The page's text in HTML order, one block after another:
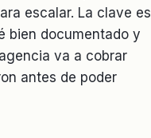
escalar. La clave es
bien documentado y
va a cobrar
antes de poder